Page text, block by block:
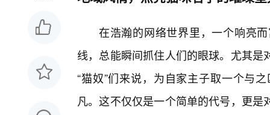
在浩瀚的网络世界里，一个响亮
线，总能瞬间抓住人们的眼球。尤其
“猫奴”们来说，为自家主子取一个与
凡。这不仅仅是一个简单的代号，更